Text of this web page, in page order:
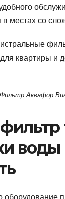
в местах со
Фильтр Аквафор
воды
оборудование